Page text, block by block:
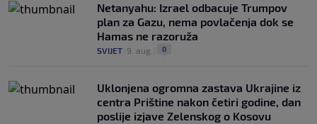
Netanyahu: Izrael odbacuje Trumpov
plan za Gazu, nema povlačenja dok se
Hamas ne razoruža
SVIJET 9. aug. 0
Uklonjena ogromna zastava Ukrajine iz
centra Prištine nakon četiri godine, dan
poslije izjave Zelenskog o Kosovu